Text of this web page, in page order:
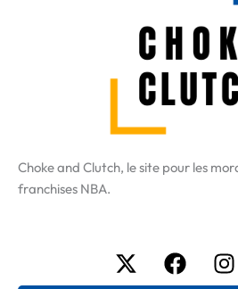
Choke and Clutch, le site pour les
franchises NBA.
X-
twitter